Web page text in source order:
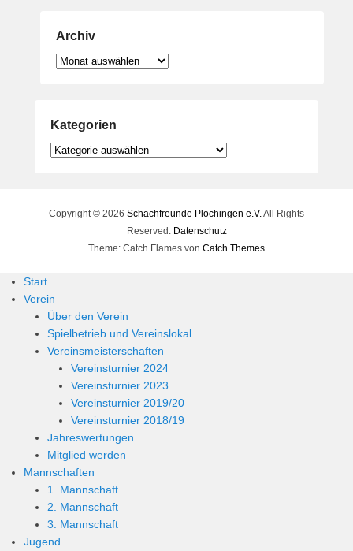
Archiv
Archiv
Kategorien
Kategorien
Copyright © 2026 Schachfreunde Plochingen e.V.All Rights
Reserved. Datenschutz
Theme: Catch Flames von Catch Themes
Start
Verein
Über den Verein
Spielbetrieb und Vereinslokal
Vereinsmeisterschaften
Vereinsturnier 2024
Vereinsturnier 2023
Vereinsturnier 2019/20
Vereinsturnier 2018/19
Jahreswertungen
Mitglied werden
Mannschaften
1. Mannschaft
2. Mannschaft
3. Mannschaft
Jugend